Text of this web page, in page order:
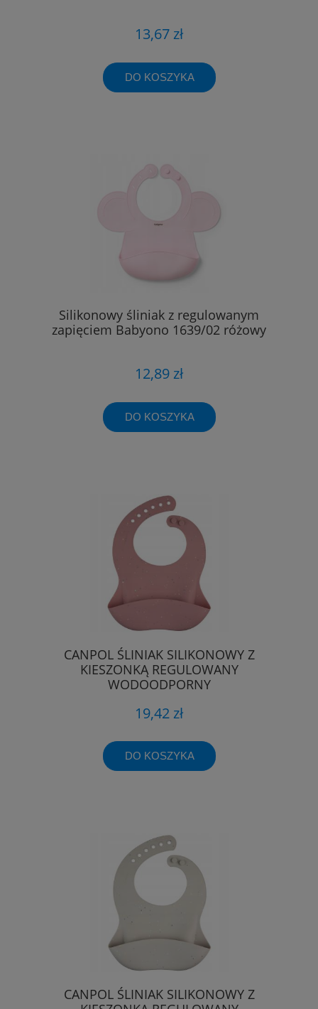
13,67 zł
DO KOSZYKA
Silikonowy śliniak z regulowanym
zapięciem Babyono 1639/02 różowy
12,89 zł
DO KOSZYKA
CANPOL ŚLINIAK SILIKONOWY Z
KIESZONKĄ REGULOWANY
WODOODPORNY
19,42 zł
DO KOSZYKA
CANPOL ŚLINIAK SILIKONOWY Z